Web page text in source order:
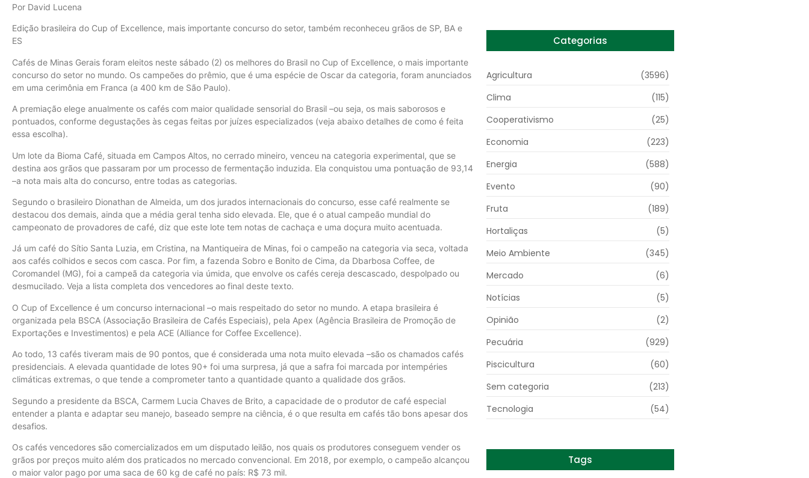
Por David Lucena
Edição brasileira do Cup of Excellence, mais importante concurso do setor, também reconheceu grãos de SP, BA e
ES
Cafés de Minas Gerais foram eleitos neste sábado (2) os melhores do Brasil no Cup of Excellence, o mais importante
concurso do setor no mundo. Os campeões do prêmio, que é uma espécie de Oscar da categoria, foram anunciados
em uma cerimônia em Franca (a 400 km de São Paulo).
A premiação elege anualmente os cafés com maior qualidade sensorial do Brasil –ou seja, os mais saborosos e
pontuados, conforme degustações às cegas feitas por juízes especializados (veja abaixo detalhes de como é feita
essa escolha).
Um lote da Bioma Café, situada em Campos Altos, no cerrado mineiro, venceu na categoria experimental, que se
destina aos grãos que passaram por um processo de fermentação induzida. Ela conquistou uma pontuação de 93,14
–a nota mais alta do concurso, entre todas as categorias.
Segundo o brasileiro Dionathan de Almeida, um dos jurados internacionais do concurso, esse café realmente se
destacou dos demais, ainda que a média geral tenha sido elevada. Ele, que é o atual campeão mundial do
campeonato de provadores de café, diz que este lote tem notas de cachaça e uma doçura muito acentuada.
Já um café do Sítio Santa Luzia, em Cristina, na Mantiqueira de Minas, foi o campeão na categoria via seca, voltada
aos cafés colhidos e secos com casca. Por fim, a fazenda Sobro e Bonito de Cima, da Dbarbosa Coffee, de
Coromandel (MG), foi a campeã da categoria via úmida, que envolve os cafés cereja descascado, despolpado ou
desmucilado. Veja a lista completa dos vencedores ao final deste texto.
O Cup of Excellence é um concurso internacional –o mais respeitado do setor no mundo. A etapa brasileira é
organizada pela BSCA (Associação Brasileira de Cafés Especiais), pela Apex (Agência Brasileira de Promoção de
Exportações e Investimentos) e pela ACE (Alliance for Coffee Excellence).
Ao todo, 13 cafés tiveram mais de 90 pontos, que é considerada uma nota muito elevada –são os chamados cafés
presidenciais. A elevada quantidade de lotes 90+ foi uma surpresa, já que a safra foi marcada por intempéries
climáticas extremas, o que tende a comprometer tanto a quantidade quanto a qualidade dos grãos.
Segundo a presidente da BSCA, Carmem Lucia Chaves de Brito, a capacidade de o produtor de café especial
entender a planta e adaptar seu manejo, baseado sempre na ciência, é o que resulta em cafés tão bons apesar dos
desafios.
Os cafés vencedores são comercializados em um disputado leilão, nos quais os produtores conseguem vender os
grãos por preços muito além dos praticados no mercado convencional. Em 2018, por exemplo, o campeão alcançou
o maior valor pago por uma saca de 60 kg de café no país: R$ 73 mil.
Categorias
Agricultura
(3596)
Clima
(115)
Cooperativismo
(25)
Economia
(223)
Energia
(588)
Evento
(90)
Fruta
(189)
Hortaliças
(5)
Meio Ambiente
(345)
Mercado
(6)
Notícias
(5)
Opinião
(2)
Pecuária
(929)
Piscicultura
(60)
Sem categoria
(213)
Tecnologia
(54)
Tags